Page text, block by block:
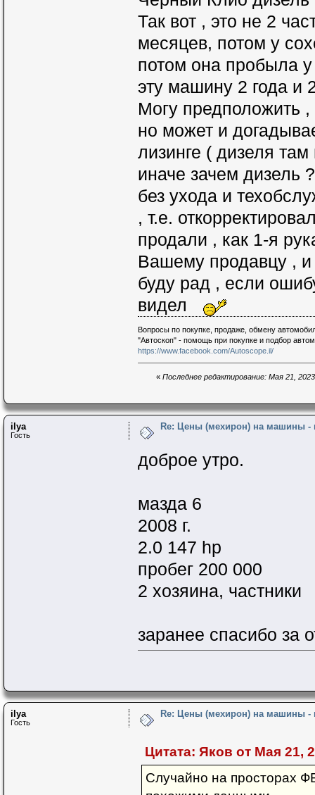
Так вот , это не 2
месяцев, потом у
потом она пробыла
эту машину 2 года и
Могу предположить
но может и
лизинге ( дизеля
иначе зачем дизель
без ухода и
, т.е.
продали , как 1-я
Вашему продавцу , и
буду рад , если
видел
Вопросы по покупке, продаже, обмену
"Автоскоп" - помощь при покупке и подбор
https://www.facebook.com/Autoscope.il/
« Последнее редактирование: Мая 21,
ilya
Гость
Re: Цены (мехирон) на машины -
доброе утро.
мазда 6
2008 г.
2.0 147 hp
пробег 200 000
2 хозяина, частники
заранее спасибо за
ilya
Гость
Re: Цены (мехирон) на машины -
Цитата: Яков от Мая 21,
Случайно на просторах